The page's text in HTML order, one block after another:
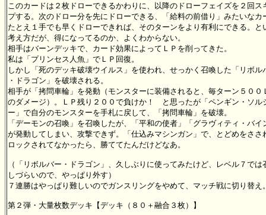
このカードは２枚ドローできるかわりに、以降のドローフェイズを２回ス
プする。次のドロー分を先にドローできる、「給料の前借り」みたいなカ
たとえ１手でも早くドローできれば、そのターンをより有利にできる。と
考え方だが、得になってるのか、よくわからない。
相手はバーンデッキで、カード効果によってＬＰを削ってきた。
私は「プリンセス人魚」でＬＰ回復。
しかし「死のデッキ破壊ウイルス」を使われ、せっかく召喚した「リボル
・ドラゴン」を破壊される。
相手が「拷問車輪」を発動（モンスターに装備されると、毎ターン５００
のダメージ）。ＬＰ残り２００で負けか！　と思ったが「ペンギン・ソル
ー」で自分のモンスターを手札に戻して、「拷問車輪」を破壊。
「デーモンの召喚」を召喚したが、「平和の使者」「グラヴィティ・バイ
が発動してしまい、攻撃できず。「仕込みマシンガン」で、とどめをささ
ロックされてなかったら、勝ててたんだけどなあ。
（「リボルバー・ドラゴン」、久しぶりに使ってみたけど、レベル７では
しづらいので、やっぱり外す）
７連勝はやっぱり難しいのでガンスリングをやめて、マッチ戦に切り替え
第２弾・大量枚数デッキ【デッキ（８０＋融合３枚）】